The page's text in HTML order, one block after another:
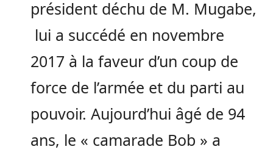
président déchu de M. Mugabe,
lui a succédé en novembre
2017 à la faveur d’un coup de
force de l’armée et du parti au
pouvoir. Aujourd’hui âgé de 94
ans, le « camarade Bob » a